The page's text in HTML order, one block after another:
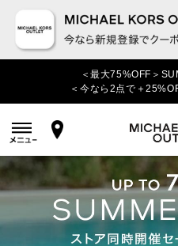
＜最大75%OFF＞
＜今なら2点で＋